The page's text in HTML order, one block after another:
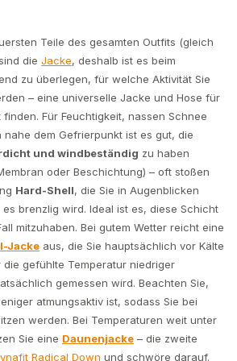
Teile des gesamten Outfits (gleich
die Jacke, deshalb ist es beim
zu überlegen, für welche Aktivität Sie
– eine universelle Jacke und Hose für
Für Feuchtigkeit, nassen Schnee
nahe dem Gefrierpunkt ist es gut, die
und windbeständig zu haben
oder Beschichtung) – oft stoßen
Hard-Shell, die Sie in Augenblicken
brenzlig wird. Ideal ist es, diese Schicht
mitzuhaben. Bei gutem Wetter reicht eine
Jacke aus, die Sie hauptsächlich vor Kälte
gefühlte Temperatur niedriger
gemessen wird. Beachten Sie,
atmungsaktiv ist, sodass Sie bei
werden. Bei Temperaturen weit unter
Sie eine Daunenjacke – die zweite
Radical Down und schwöre darauf.